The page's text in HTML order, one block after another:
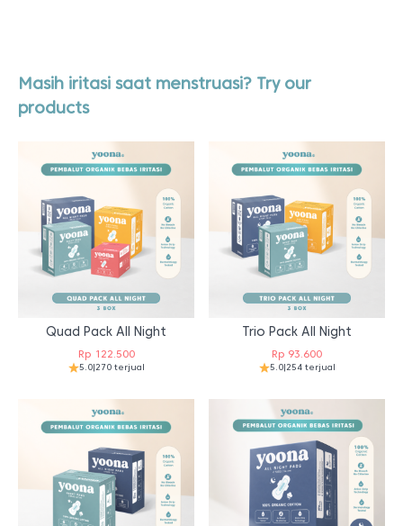
Masih iritasi saat menstruasi? Try our
products
Quad Pack All Night
Rp122.500
5.0|270 terjual
Trio Pack All Night
Rp 93.600
5.0|254 terjual